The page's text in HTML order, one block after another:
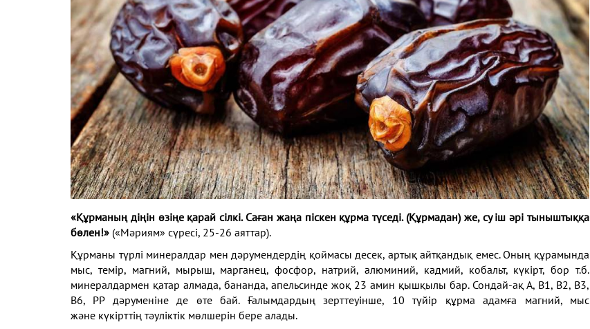
«Құрманың діңін өзіңе қарай сілкі. Саған жаңа піскен құрматүседі. (Құрмадан) же, су іш әрі тыныштыққа
бөлен!» («Мәриям» сүресі, 25-26 аяттар).
Құрманы түрлі минералдар мен дәрумендердің қоймасы десек, артық айтқандық емес. Оның құрамында
мыс, темір, магний, мырыш, марганец, фосфор, натрий, алюминий, кадмий, кобальт, күкірт, бор т.б.
минералдармен қатар алмада, бананда, апельсинде жоқ 23 амин қышқылы бар. Сондай-ақ А, В1, В2, В3,
В6, PP дәруменіне де өте бай. Ғалымдардың зерттеуінше, 10 түйір құрма адамға магний, мыс
және күкірттің тәуліктік мөлшерін бере алады.